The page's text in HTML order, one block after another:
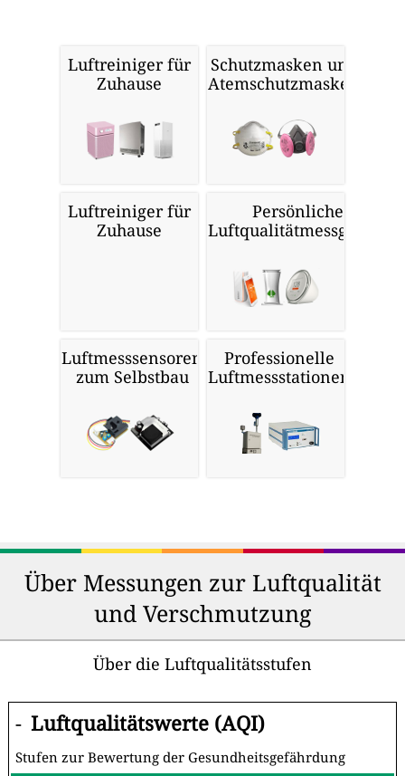
Luftreiniger für
Zuhause
Schutzmasken und
Atemschutzmasken
Luftreiniger für
Zuhause
Persönliche
Luftqualitätmessgeräte
Luftmesssensoren
zum Selbstbau
Professionelle
Luftmessstationen
Über Messungen zur Luftqualität
und Verschmutzung
Über die Luftqualitätsstufen
- Luftqualitätswerte (AQI)
Stufen zur Bewertung der Gesundheitsgefährdung